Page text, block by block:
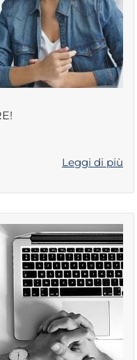
Leggi di più